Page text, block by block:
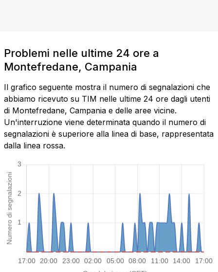
Problemi nelle ultime 24 ore a
Montefredane, Campania
Il grafico seguente mostra il numero di segnalazioni che
abbiamo ricevuto su TIM nelle ultime 24 ore dagli utenti
di Montefredane, Campania e delle aree vicine.
Un'interruzione viene determinata quando il numero di
segnalazioni è superiore alla linea di base, rappresentata
dalla linea rossa.